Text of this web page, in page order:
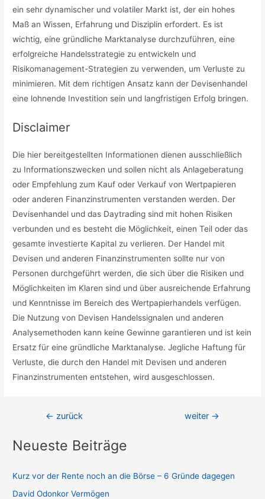
ein sehr dynamischer und volatiler Markt ist, der ein hohes
Maß an Wissen, Erfahrung und Disziplin erfordert. Es ist
wichtig, eine gründliche Marktanalyse durchzuführen, eine
erfolgreiche Handelsstrategie zu entwickeln und
Risikomanagement-Strategien zu verwenden, um Verluste zu
minimieren. Mit dem richtigen Ansatz kann der Devisenhandel
eine lohnende Investition sein und langfristigen Erfolg bringen.
Disclaimer
Die hier bereitgestellten Informationen dienen ausschließlich
zu Informationszwecken und sollen nicht als Anlageberatung
oder Empfehlung zum Kauf oder Verkauf von Wertpapieren
oder anderen Finanzinstrumenten verstanden werden. Der
Devisenhandel und das Daytrading sind mit hohen Risiken
verbunden und es besteht die Möglichkeit, einen Teil oder das
gesamte investierte Kapital zu verlieren. Der Handel mit
Devisen und anderen Finanzinstrumenten sollte nur von
Personen durchgeführt werden, die sich über die Risiken und
Möglichkeiten im Klaren sind und über ausreichende Erfahrung
und Kenntnisse im Bereich des Wertpapierhandels verfügen.
Die Nutzung von Devisen Handelssignalen und anderen
Analysemethoden kann keine Gewinne garantieren und ist kein
Ersatz für eine gründliche Marktanalyse. Jegliche Haftung für
Verluste, die durch den Handel mit Devisen und anderen
Finanzinstrumenten entstehen, wird ausgeschlossen.
Beitragsnavigation
← zurück weiter →
Neueste Beiträge
Kurz vor der Rente noch an die Börse – 6 Gründe dagegen
David Odonkor Vermögen